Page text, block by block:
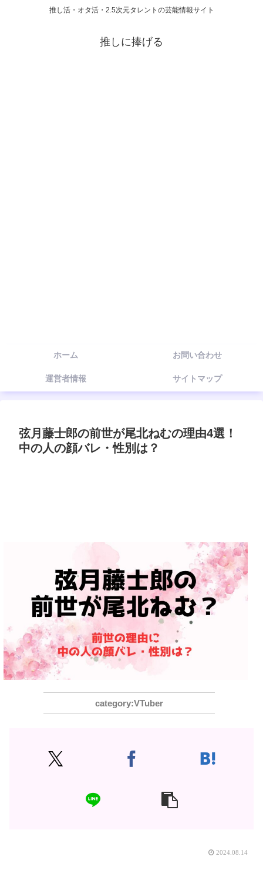
推し活・オタ活・2.5次元タレントの芸能情報サイト
推しに捧げる
ホーム お問い合わせ
運営者情報 サイトマップ
弦月藤士郎の前世が尾北ねむの理由4選！
中の人の顔バレ・性別は？
VTuber
2024.08.14